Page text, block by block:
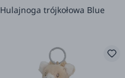
Hulajnoga trójkołowa Blue